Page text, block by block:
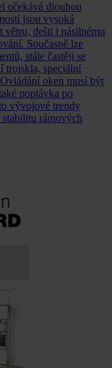
očekává dlouhou
jsou vysoká
větru, dešti i násilnému
Současně lze
stále častěji se
trojskla, speciální
oken musí být
poptávka po
vývojové trendy
stabilitu rámových